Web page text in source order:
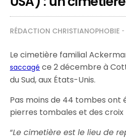
RÉDACTION CHRISTIANOPHOBIE
Le cimetière familial
saccagé ce 2 décembre à
du Sud, aux États-Unis.
Pas moins de 44 tombes ont
pierres tombales et des croix
“Le cimetière est le lieu de